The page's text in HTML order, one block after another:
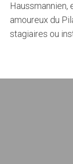
amoureux du
stagiaires ou